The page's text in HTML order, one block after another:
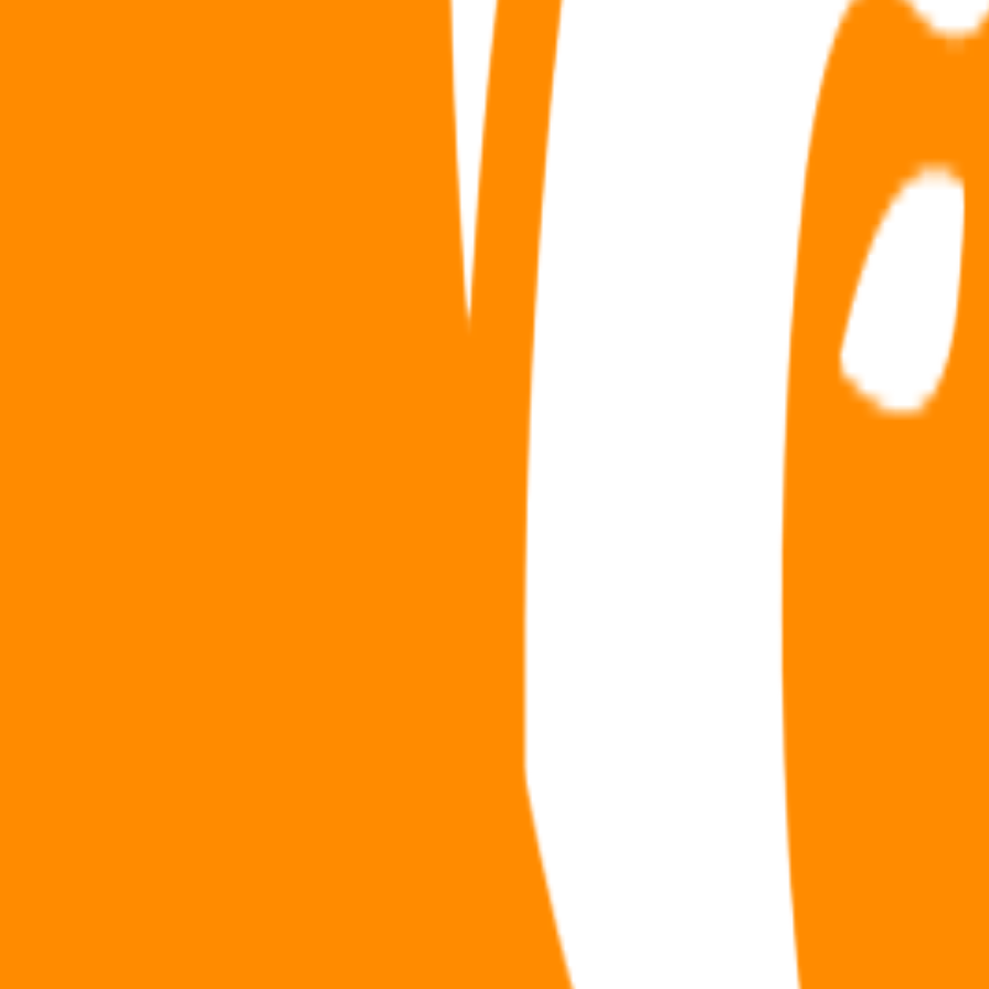
Il est possible de démembrer un contrat de capitalisation, soit à la souscription, soit pendant la vie du contrat.
Au décès de l’usufruitier, le contrat n’est pas dénoué puisque le nu-propriétaire, seul souscripteur du contrat, est toujours en vie et récupère
Le démembrement peut bénéficier aux enfants ou petits-enfants ou encore à des personnes moins proches. Rappelons que les biens détenus
10 % de la pleine propriété quand l’usufruitier est âgé de 91 ans ou plus,